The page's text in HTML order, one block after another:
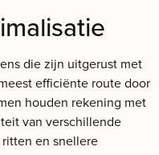
die zijn uitgerust met
efficiënte route door
houden rekening met
van verschillende
en snellere